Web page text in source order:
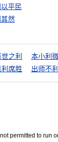
平民
然
之利 本小利
利席胜 出师不利
permitted to run